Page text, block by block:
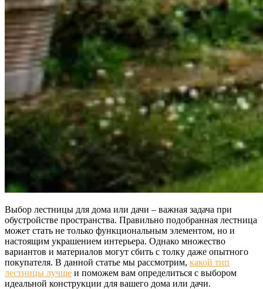
Выбор лестницы для дома или дачи – важная задача при
обустройстве пространства. Правильно подобранная лестница
может стать не только функциональным элементом, но и
настоящим украшением интерьера. Однако множество
вариантов и материалов могут сбить с толку даже опытного
покупателя. В данной статье мы рассмотрим, какой тип
лестницы лучше и поможем вам определиться с выбором
идеальной конструкции для вашего дома или дачи.